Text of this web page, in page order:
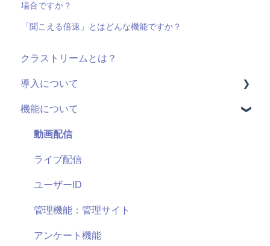
場合ですか？
「聞こえる倍速」とはどんな機能ですか？
クラストリームとは？
導入について
料金・プラン
機能(導入前)
サービス
導入に向けて
サポート
セキュリティ
機能について
動画配信
ライブ配信
ユーザーID
管理機能：管理サイト
アンケート機能